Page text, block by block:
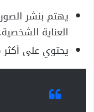
يهتم بنشر الصور
العناية الشخصية.
يحتوي على أكثر من 800 ألف